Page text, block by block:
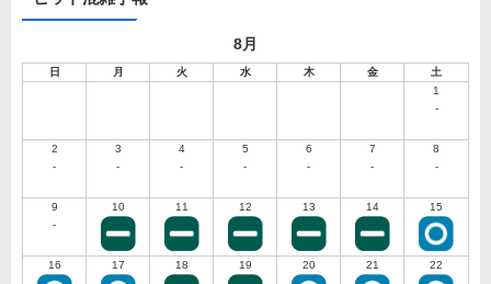
8月
日 月 火 水 木 金
土
1
-
2
-
3
-
4
-
5
-
6
-
7
-
8
-
9
-
10 11 12 13 14 15
16 17 18 19 20 21 22